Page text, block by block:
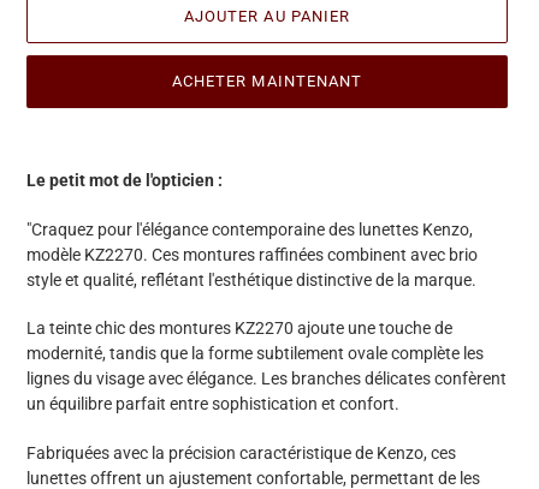
AJOUTER AU PANIER
ACHETER MAINTENANT
paire
à
votre
panier
Le petit mot de l'opticien :
"Craquez pour l'élégance contemporaine des lunettes Kenzo,
modèle KZ2270. Ces montures raffinées combinent avec brio
style et qualité, reflétant l'esthétique distinctive de la marque.
La teinte chic des montures KZ2270 ajoute une touche de
modernité, tandis que la forme subtilement ovale complète les
lignes du visage avec élégance. Les branches délicates confèrent
un équilibre parfait entre sophistication et confort.
Fabriquées avec la précision caractéristique de Kenzo, ces
lunettes offrent un ajustement confortable, permettant de les